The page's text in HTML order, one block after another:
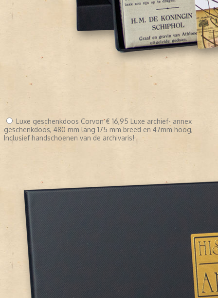
Luxe geschenkdoos Corvon € 16,95 Luxe archief- annex
geschenkdoos, 480 mm lang 175 mm breed en 47mm hoog,
Inclusief handschoenen van de archivaris!